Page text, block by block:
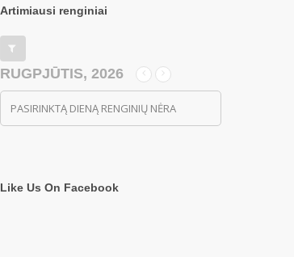
Artimiausi renginiai
RUGPJŪTIS, 2026
PASIRINKTĄ DIENĄ RENGINIŲ NĖRA
Like Us On Facebook